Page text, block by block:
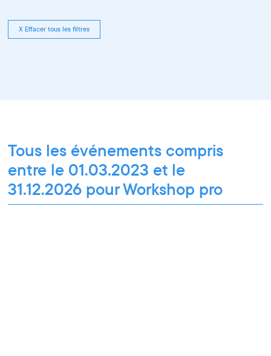
X Effacer tous les filtres
Tous les événements compris
entre le 01.03.2023 et le
31.12.2026 pour Workshop pro